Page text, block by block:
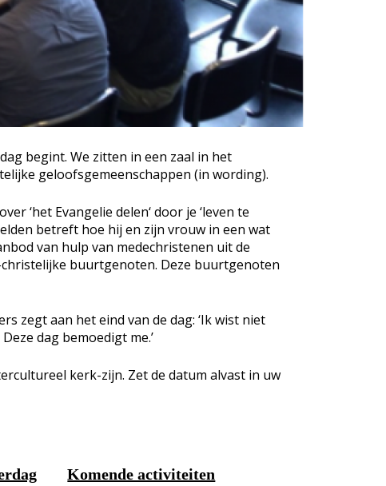
begint. We zitten in een zaal in het
geloofsgemeenschappen (in wording).
‘het Evangelie delen‘ door je ‘leven te
betreft hoe hij en zijn vrouw in een wat
van hulp van medechristenen uit de
buurtgenoten. Deze buurtgenoten
zegt aan het eind van de dag: ‘Ik wist niet
dag bemoedigt me.’
kerk-zijn. Zet de datum alvast in uw
Komende activiteiten